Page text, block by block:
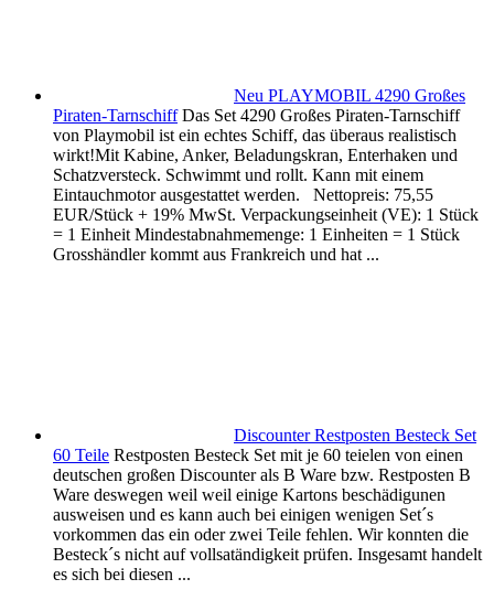
Neu PLAYMOBIL 4290 Großes
Piraten-Tarnschiff Das Set 4290 Großes Piraten-Tarnschiff
von Playmobil ist ein echtes Schiff, das überaus realistisch
wirkt!Mit Kabine, Anker, Beladungskran, Enterhaken und
Schatzversteck. Schwimmt und rollt. Kann mit einem
Eintauchmotor ausgestattet werden. Nettopreis: 75,55
EUR/Stück + 19% MwSt. Verpackungseinheit (VE): 1 Stück
= 1 Einheit Mindestabnahmemenge: 1 Einheiten = 1 Stück
Grosshändler kommt aus Frankreich und hat ...
Discounter Restposten Besteck Set
60 Teile Restposten Besteck Set mit je 60 teielen von einen
deutschen großen Discounter als B Ware bzw. Restposten B
Ware deswegen weil weil einige Kartons beschädigunen
ausweisen und es kann auch bei einigen wenigen Set´s
vorkommen das ein oder zwei Teile fehlen. Wir konnten die
Besteck´s nicht auf vollsatändigkeit prüfen. Insgesamt handelt
es sich bei diesen ...